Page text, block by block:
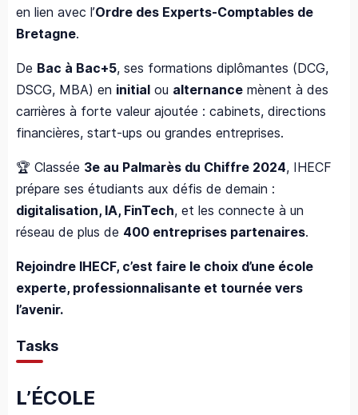
en lien avec l’Ordre des Experts-Comptables de
Bretagne.
De Bac à Bac+5, ses formations diplômantes (DCG,
DSCG, MBA) en initial ou alternance mènent à des
carrières à forte valeur ajoutée : cabinets, directions
financières, start-ups ou grandes entreprises.
🏆 Classée 3e au Palmarès du Chiffre 2024, IHECF
prépare ses étudiants aux défis de demain :
digitalisation, IA, FinTech, et les connecte à un
réseau de plus de 400 entreprises partenaires.
Rejoindre IHECF, c’est faire le choix d’une école
experte, professionnalisante et tournée vers
l’avenir.
Tasks
L’ÉCOLE